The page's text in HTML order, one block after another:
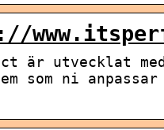
är utvecklat
som ni